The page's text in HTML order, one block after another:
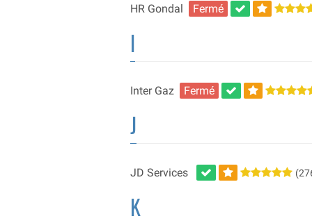
HR Gondal Fermé
I
Inter Gaz Fermé
J
JD Services
K